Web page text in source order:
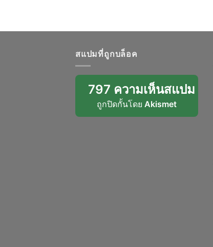
สแปมที่ถูกบล็อค
797 ความเห็นสแปม
ถูกปิดกั้นโดย Akismet